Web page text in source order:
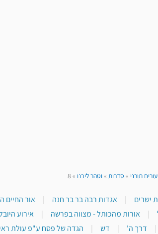
תורני » סדרות»וטהר ליבנו »
8
| אגדות רבה בר בר חנה | אור החיים
| אורות מהכותל - מצווה בפרשה | אירוע
| דרך ה' | דש | הגדה של פסח ע"פ עולת